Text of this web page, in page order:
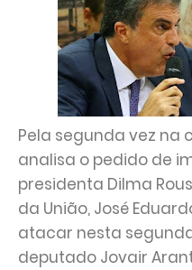
Pela segunda vez na
analisa o pedido de
presidenta Dilma
da União, José
atacar nesta
deputado Jovair